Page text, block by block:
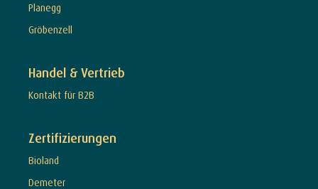
Planegg
Gröbenzell
Handel & Vertrieb
Kontakt für B2B
Zertifizierungen
Bioland
Demeter